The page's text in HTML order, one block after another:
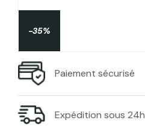
-35%
Paiement sécurisé
Expédition sous 24h